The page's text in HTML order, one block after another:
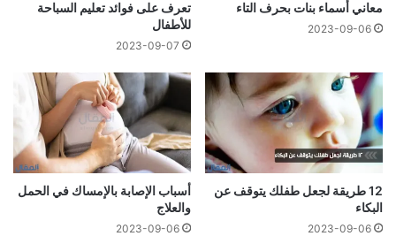
معاني أسماء بنات بحرف التاء
2023-09-06
تعرف على فوائد تعليم السباحة
للأطفال
2023-09-07
12 طريقة لجعل طفلك يتوقف عن
البكاء
2023-09-06
أسباب الإصابة بالإمساك في الحمل
والعلاج
2023-09-06